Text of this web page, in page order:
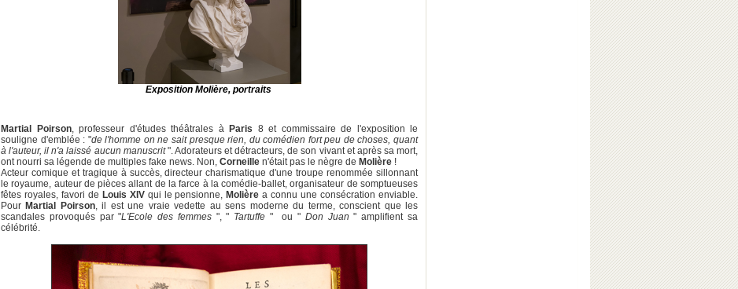
Exposition Molière, portraits
Martial Poirson, professeur d'études théâtrales à Paris 8 et commissaire de l'exposition le
souligne d'emblée : "de l'homme on ne sait presque rien, du comédien fort peu de choses, quant
à l'auteur, il n'a laissé aucun manuscrit". Adorateurs et détracteurs, de son vivant et après sa mort,
ont nourri sa légende de multiples fake news. Non, Corneille n'était pas le nègre de Molière !
Acteur comique et tragique à succès, directeur charismatique d'une troupe renommée sillonnant
le royaume, auteur de pièces allant de la farce à la comédie-ballet, organisateur de somptueuses
fêtes royales, favori de Louis XIVqui le pensionne, Molière a connu une consécration enviable.
Pour Martial Poirson, il est une vraie vedette au sens moderne du terme, conscient que les
scandales provoqués par "L'Ecole des femmes", " Tartuffe " ou " Don Juan" amplifient sa
célébrité.